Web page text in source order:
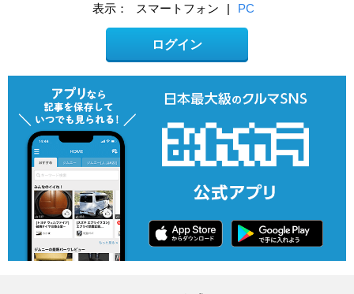
表示： スマートフォン | PC
ログイン